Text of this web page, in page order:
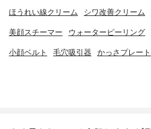
ほうれい線クリーム シワ改善クリーム
美顔スチーマー ウォーターピーリング
小顔ベルト 毛穴吸引器 かっさプレート